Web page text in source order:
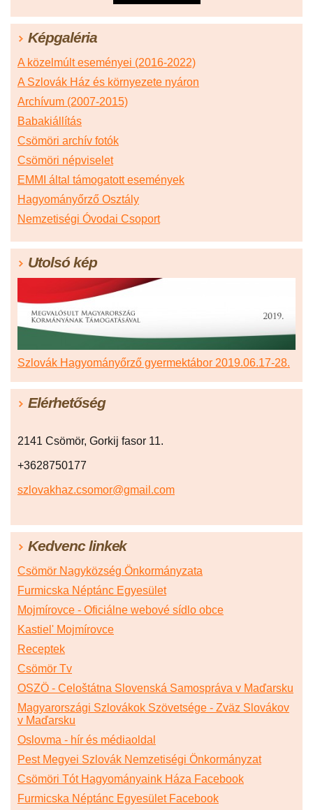
Képgaléria
A közelmúlt eseményei (2016-2022)
A Szlovák Ház és környezete nyáron
Archívum (2007-2015)
Babakiállítás
Csömöri archív fotók
Csömöri népviselet
EMMI által támogatott események
Hagyományőrző Osztály
Nemzetiségi Óvodai Csoport
Utolsó kép
Szlovák Hagyományőrző gyermektábor 2019.06.17-28.
Elérhetőség
2141 Csömör, Gorkij fasor 11.
+3628750177
szlovakhaz.csomor@gmail.com
Kedvenc linkek
Csömör Nagyközség Önkormányzata
Furmicska Néptánc Egyesület
Mojmírovce - Oficiálne webové sídlo obce
Kastiel' Mojmírovce
Receptek
Csömör Tv
OSZÖ - Celoštátna Slovenská Samospráva v Maďarsku
Magyarországi Szlovákok Szövetsége - Zväz Slovákov
v Maďarsku
Oslovma - hír és médiaoldal
Pest Megyei Szlovák Nemzetiségi Önkormányzat
Csömöri Tót Hagyományaink Háza Facebook
Furmicska Néptánc Egyesület Facebook